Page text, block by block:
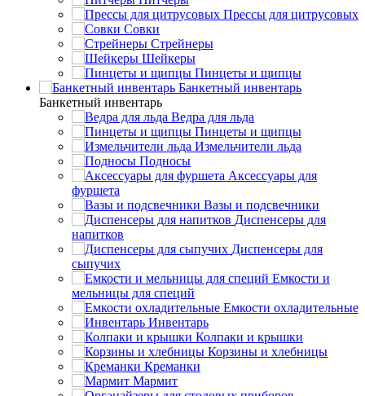
Прессы для цитрусовых
Совки
Стрейнеры
Шейкеры
Пинцеты и щипцы
Банкетный инвентарь
Банкетный инвентарь
Ведра для льда
Пинцеты и щипцы
Измельчители льда
Подносы
Аксессуары для
фуршета
Вазы и подсвечники
Диспенсеры для
напитков
Диспенсеры для
сыпучих
Емкости и
мельницы для специй
Емкости охладительные
Инвентарь
Колпаки и крышки
Корзины и хлебницы
Креманки
Мармит